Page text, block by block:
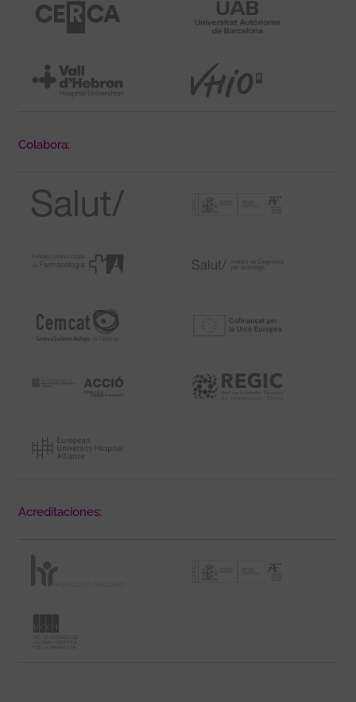
Colabora:
Acreditaciones: